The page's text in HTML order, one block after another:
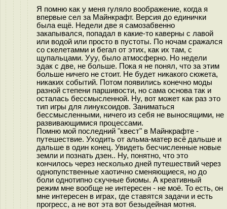
Я помню как у меня гуляло воображение, когда я
впервые сел за Майнкрафт. Версия до единички
была ещё. Недели две я самозабвенно
закапывался, попадал в какие-то каверны с лавой
или водой или просто в пустоты. По ночам сражался
со скелетамми и бегал от этих, как их там, с
щупальцами. Ууу, было атмосферно. Но недели
эдак с две, не больше. Пока я не понял, что за этим
больше ничего не стоит. Не будет никакого сюжета,
никаких событий. Потом появились конечно моды
разной степени паршивости, но сама основа так и
осталась бессмысленной. Ну, вот может как раз это
тип игры для линуксоидов. Заниматься
бессмысленными, ничего из себя не выносящими, не
развивающимися процессами.
Помню мой последний "квест" в Майнкрафте -
путешествие. Уходить от альма-матер всё дальше и
дальше в один конец. Увидеть бесчисленные новые
земли и познать дзен.. Ну, понятно, что это
кончилось через несколько дней путешествий через
однопупственные хаотично сменяющиеся, но до
боли однотипно скучные биомы. А креативный
режим мне вообще не интересен - не моё. То есть, он
мне интересен в играх, где ставятся задачи и есть
прогресс, а не вот эта вот безыдейная мотня.